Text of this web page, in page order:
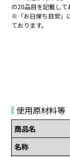
の20品目を記載して
※「お日保ち目安」
ております。
使用原材料等
商品名
名称